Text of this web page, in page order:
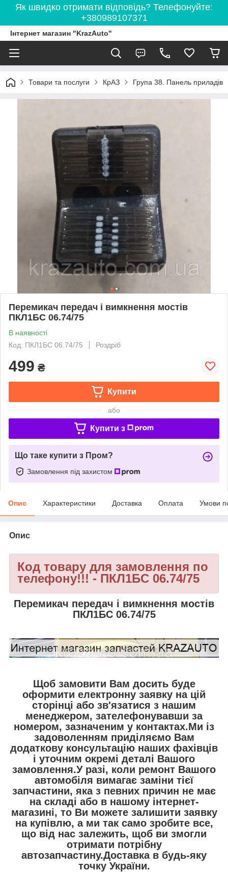
Як швидко отримати відповідь? Телефонуйте:
+380989107371
Інтернет магазин "KrazAuto"
Товари та послуги КрАЗ Група 38. Панель приладів
Перемикач передач і вимкнення мостів
ПКЛ1БС 06.74/75
В наявності
Код: ПКЛ1БС 06.74/75
Роздріб
499 ₴
Купити
або
Купити з
Що таке купити з Пром?
Замовлення під захистом
Опис Характеристики Доставка Оплата Умови
Опис
Код товару для замовлення по
телефону!!! - ПКЛ1БС 06.74/75
Перемикач передач і вимкнення мостів
ПКЛ1БС 06.74/75
Щоб замовити Вам досить буде
оформити електронну заявку на цій
сторінці або зв'язатися з нашим
менеджером, зателефонувавши за
номером, зазначеним у контактах.Ми із
задоволенням приділяємо Вам
додаткову консультацію наших фахівців
і уточним окремі деталі Вашого
замовлення.У разі, коли ремонт Вашого
автомобіля вимагає заміни тієї
запчастини, яка з певних причин не має
на складі або в нашому інтернет-
магазині, то Ви можете залишити заявку
на купівлю, а ми так само зробите все,
що від нас залежить, щоб ви змогли
отримати потрібну
автозапчастину.Доставка в будь-яку
точку України.